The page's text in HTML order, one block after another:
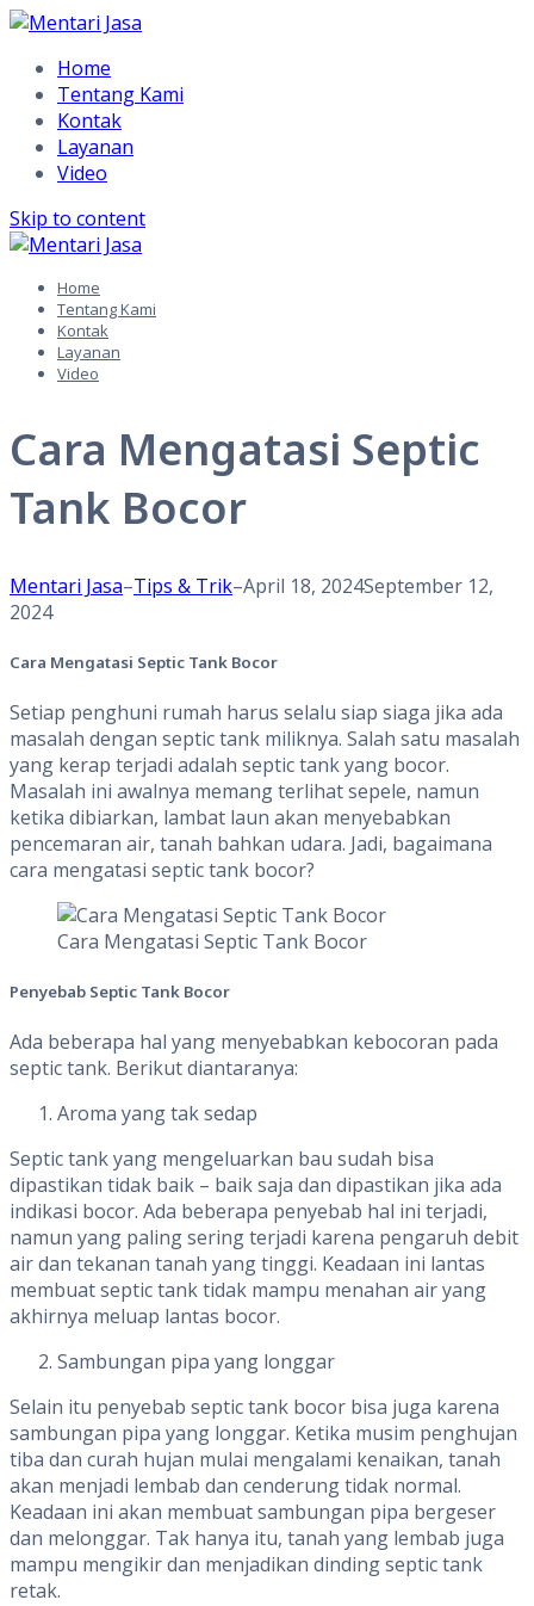
Home
Tentang Kami
Kontak
Layanan
Video
Skip to content
Home
Tentang Kami
Kontak
Layanan
Video
Cara Mengatasi Septic
Tank Bocor
Mentari Jasa–Tips & Trik–April 18, 2024September 12,
2024
Cara Mengatasi Septic Tank Bocor
Setiap penghuni rumah harus selalu siap siaga jika ada
masalah dengan septic tank miliknya. Salah satu masalah
yang kerap terjadi adalah septic tank yang bocor.
Masalah ini awalnya memang terlihat sepele, namun
ketika dibiarkan, lambat laun akan menyebabkan
pencemaran air, tanah bahkan udara. Jadi, bagaimana
cara mengatasi septic tank bocor?
Cara Mengatasi Septic Tank Bocor
Penyebab Septic Tank Bocor
Ada beberapa hal yang menyebabkan kebocoran pada
septic tank. Berikut diantaranya:
Aroma yang tak sedap
Septic tank yang mengeluarkan bau sudah bisa
dipastikan tidak baik – baik saja dan dipastikan jika ada
indikasi bocor. Ada beberapa penyebab hal ini terjadi,
namun yang paling sering terjadi karena pengaruh debit
air dan tekanan tanah yang tinggi. Keadaan ini lantas
membuat septic tank tidak mampu menahan air yang
akhirnya meluap lantas bocor.
Sambungan pipa yang longgar
Selain itu penyebab septic tank bocor bisa juga karena
sambungan pipa yang longgar. Ketika musim penghujan
tiba dan curah hujan mulai mengalami kenaikan, tanah
akan menjadi lembab dan cenderung tidak normal.
Keadaan ini akan membuat sambungan pipa bergeser
dan melonggar. Tak hanya itu, tanah yang lembab juga
mampu mengikir dan menjadikan dinding septic tank
retak.